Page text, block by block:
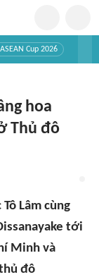
Cup 2026
hoa
Thủ đô
Lâm cùng
tới
Minh và
đô